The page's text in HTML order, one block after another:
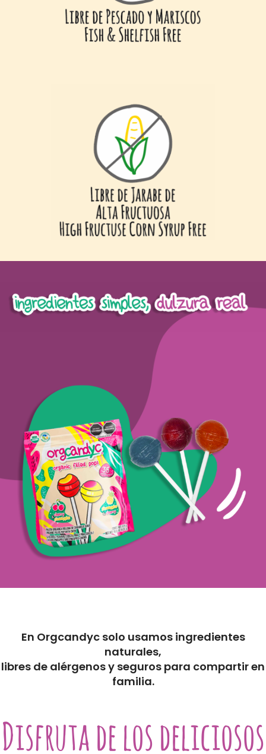
En Orgcandyc solo usamos ingredientes
naturales,
libres de alérgenos y seguros para compartir en
familia.
Disfruta de los deliciosos